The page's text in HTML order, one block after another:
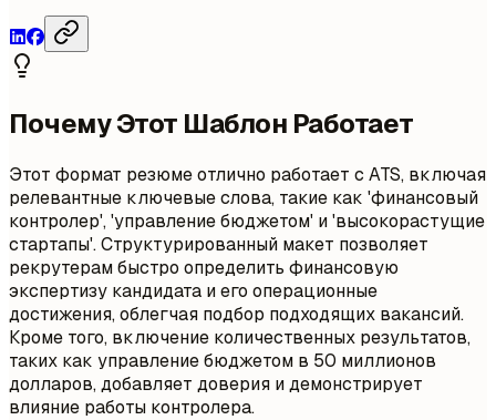
Почему Этот Шаблон Работает
Этот формат резюме отлично работает с ATS, включая
релевантные ключевые слова, такие как 'финансовый
контролер', 'управление бюджетом' и 'высокорастущие
стартапы'. Структурированный макет позволяет
рекрутерам быстро определить финансовую
экспертизу кандидата и его операционные
достижения, облегчая подбор подходящих вакансий.
Кроме того, включение количественных результатов,
таких как управление бюджетом в 50 миллионов
долларов, добавляет доверия и демонстрирует
влияние работы контролера.